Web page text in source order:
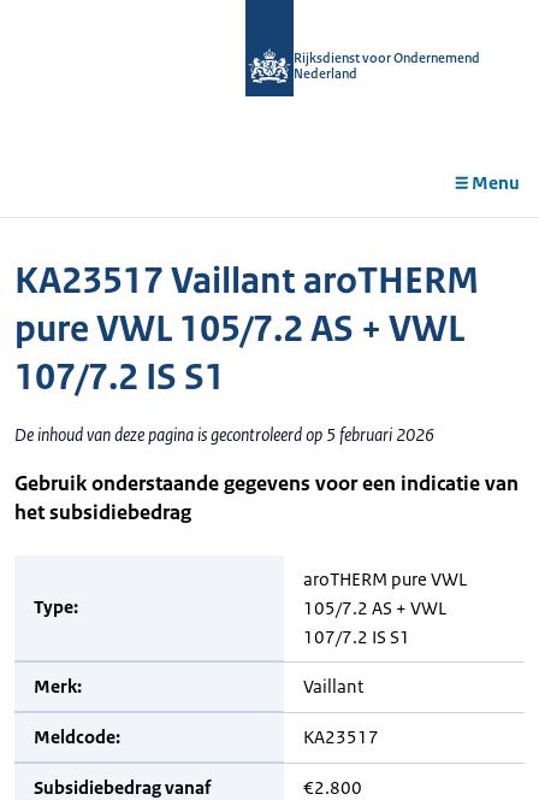
Rijksdienst voor Ondernemend
Nederland
Menu
KA23517 Vaillant aroTHERM
pure VWL 105/7.2 AS + VWL
107/7.2 IS S1
De inhoud van deze pagina is gecontroleerd op 5 februari 2026
Gebruik onderstaande gegevens voor een indicatie van
het subsidiebedrag
Type:
aroTHERM pure VWL
105/7.2 AS + VWL
107/7.2 IS S1
Merk: Vaillant
Meldcode: KA23517
Subsidiebedrag vanaf
€2.800